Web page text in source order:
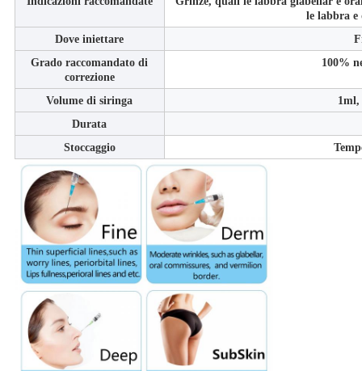
le labbra
Dove iniettare
Grado raccomandato di
correzione
100%
Volume di siringa
Durata
Stoccaggio